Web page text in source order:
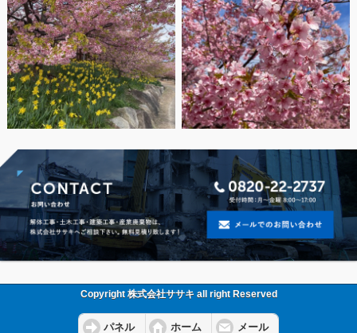
Copyright 株式会社ササキ all right Reserved
パネル ホーム メール